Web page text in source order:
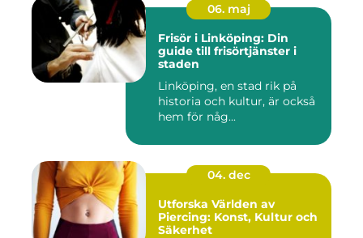
06. maj
Frisör i Linköping: Din
guide till frisörtjänster i
staden
Linköping, en stad rik på
historia och kultur, är också
hem för någ...
04. dec
Utforska Världen av
Piercing: Konst, Kultur och
Säkerhet